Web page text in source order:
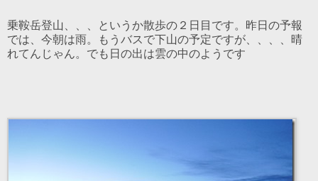
乗鞍岳登山、、、というか散歩の２日目です。昨日の予報
では、今朝は雨。もうバスで下山の予定ですが、、、、晴
れてんじゃん。でも日の出は雲の中のようです